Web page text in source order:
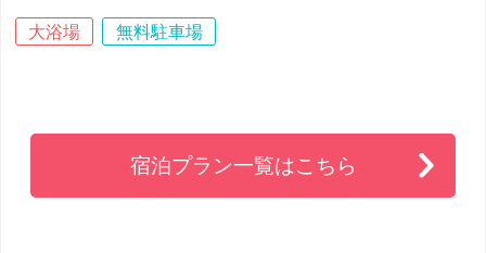
大浴場 無料駐車場
宿泊プラン一覧はこちら